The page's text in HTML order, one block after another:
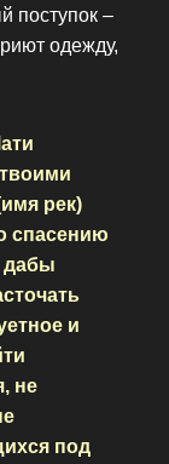
поступок –
одежду,
рек)
спасению
дабы
и
не
под